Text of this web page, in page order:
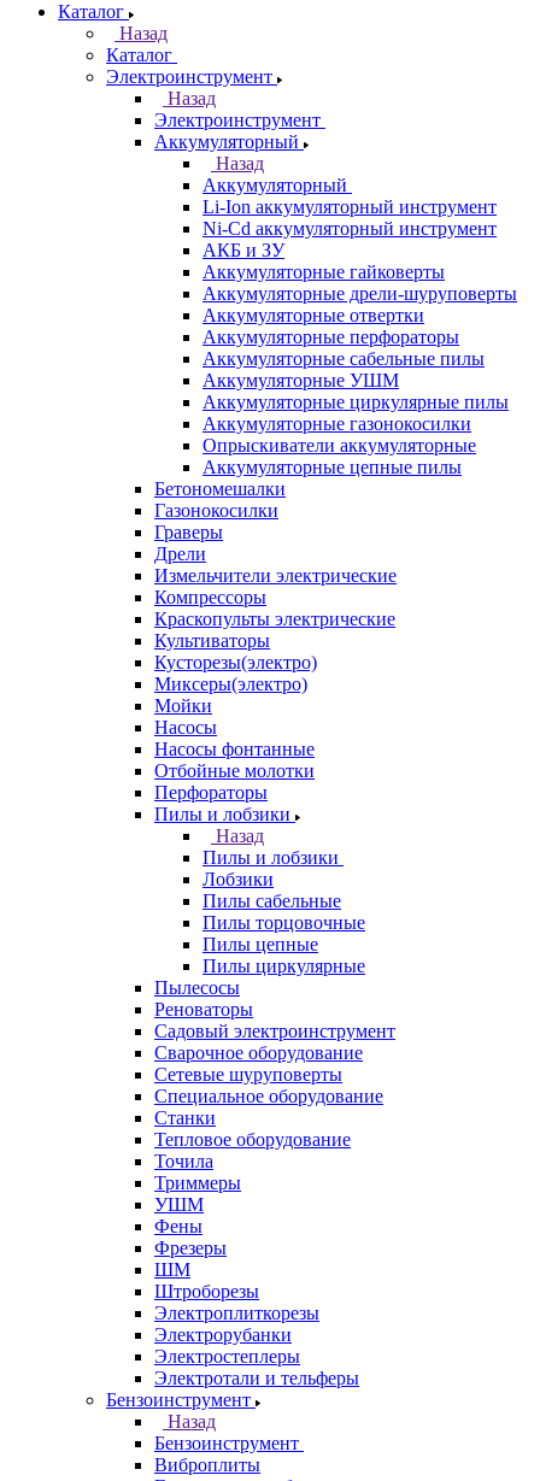
Каталог
Назад
Каталог
Электроинструмент
Назад
Электроинструмент
Аккумуляторный
Назад
Аккумуляторный
Li-Ion аккумуляторный инструмент
Ni-Cd аккумуляторный инструмент
АКБ и ЗУ
Аккумуляторные гайковерты
Аккумуляторные дрели-шуруповерты
Аккумуляторные отвертки
Аккумуляторные перфораторы
Аккумуляторные сабельные пилы
Аккумуляторные УШМ
Аккумуляторные циркулярные пилы
Аккумуляторные газонокосилки
Опрыскиватели аккумуляторные
Аккумуляторные цепные пилы
Бетономешалки
Газонокосилки
Граверы
Дрели
Измельчители электрические
Компрессоры
Краскопульты электрические
Культиваторы
Кусторезы(электро)
Миксеры(электро)
Мойки
Насосы
Насосы фонтанные
Отбойные молотки
Перфораторы
Пилы и лобзики
Назад
Пилы и лобзики
Лобзики
Пилы сабельные
Пилы торцовочные
Пилы цепные
Пилы циркулярные
Пылесосы
Реноваторы
Садовый электроинструмент
Сварочное оборудование
Сетевые шуруповерты
Специальное оборудование
Станки
Тепловое оборудование
Точила
Триммеры
УШМ
Фены
Фрезеры
ШМ
Штроборезы
Электроплиткорезы
Электрорубанки
Электростеплеры
Электротали и тельферы
Бензоинструмент
Назад
Бензоинструмент
Виброплиты